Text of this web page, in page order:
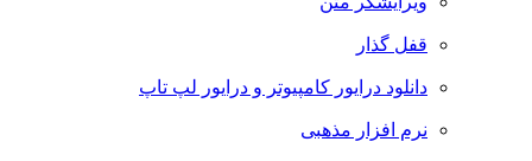
قفل گذار
دانلود درایور کامپیوتر و درایور لپ تاپ
نرم افزار مذهبی